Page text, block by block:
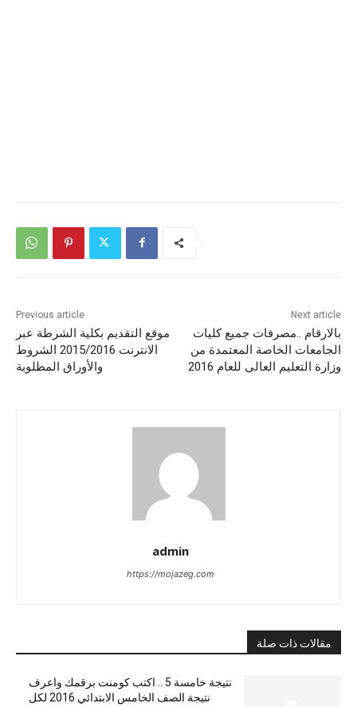
Previous article
موقع التقديم بكلية الشرطة عبر
الانترنت 2015/2016 الشروط
والأوراق المطلوبة
Next article
بالارقام ..مصرفات جميع كليات
الجامعات الخاصة المعتمدة من
وزارة التعليم العالى للعام 2016
admin
https://mojazeg.com
مقالات ذات صلة
نتيجة خامسة 5 .. اكتب كومنت برقمك واعرف
نتيجة الصف الخامس الابتدائي 2016 لكل